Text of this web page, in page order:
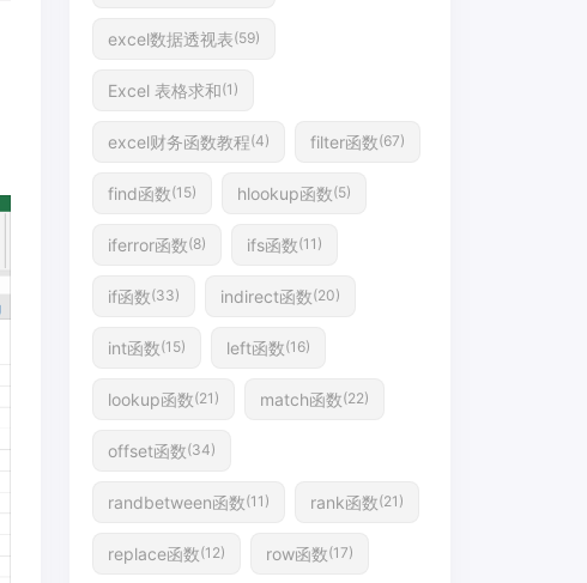
excel数据透视表(59)
Excel 表格求和(1)
excel财务函数教程(4) filter函数(67)
find函数(15) hlookup函数(5)
iferror函数(8) ifs函数(11)
if函数(33) indirect函数(20)
int函数(15) left函数(16)
lookup函数(21) match函数(22)
offset函数(34)
randbetween函数(11) rank函数(21)
replace函数(12) row函数(17)